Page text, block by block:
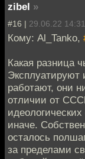
zibel »
#16 | 29.06.22 14:31
Кому: Al_Tanko,
Какая разница
Эксплуатируют
работают, они
отличии от
иначе.
осталось
за пределами